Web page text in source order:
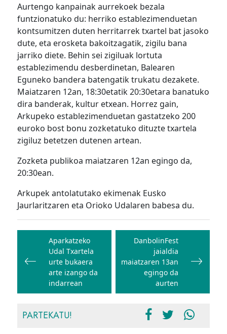
Aurtengo kanpainak aurrekoek bezala
funtzionatuko du: herriko establezimenduetan
kontsumitzen duten herritarrek txartel bat jasoko
dute, eta erosketa bakoitzagatik, zigilu bana
jarriko diete. Behin sei zigiluak lortuta
establezimendu desberdinetan, Balearen
Eguneko bandera batengatik trukatu dezakete.
Maiatzaren 12an, 18:30etatik 20:30etara banatuko
dira banderak, kultur etxean. Horrez gain,
Arkupeko establezimenduetan gastatzeko 200
euroko bost bonu zozketatuko dituzte txartela
zigiluz betetzen dutenen artean.
Zozketa publikoa maiatzaren 12an egingo da,
20:30ean.
Arkupek antolatutako ekimenak Eusko
Jaurlaritzaren eta Orioko Udalaren babesa du.
Bidalketetan
zehar
nabigatu
Aparkatzeko
Udal Txartela
urte bukaera
arte izango da
indarrean
DanbolinFest
jaialdia
maiatzaren 13an
egingo da
aurten
PARTEKATU!